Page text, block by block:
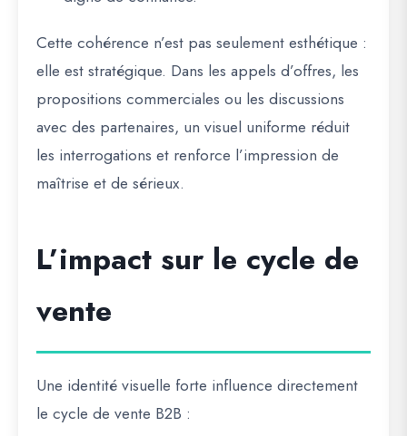
Cette cohérence n’est pas seulement esthétique :
elle eststratégique. Dans les appels d’offres, les
propositions commerciales ou les discussions
avec des partenaires, un visuel uniforme réduit
les interrogations et renforce l’impression de
maîtrise et de sérieux.
L’impact sur le cycle de
vente
Une identité visuelle forte influence directement
le cycle de vente B2B :